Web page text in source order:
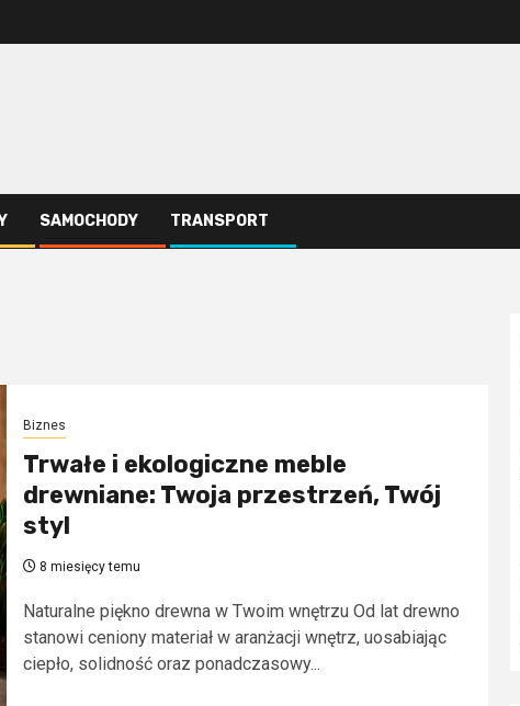
SAMOCHODY TRANSPORT
Biznes
Trwałe i ekologiczne meble
drewniane: Twoja przestrzeń, Twój
styl
8 miesięcy temu
Naturalne piękno drewna w Twoim wnętrzu Od lat drewno
stanowi ceniony materiał w aranżacji wnętrz, uosabiając
ciepło, solidność oraz ponadczasowy...